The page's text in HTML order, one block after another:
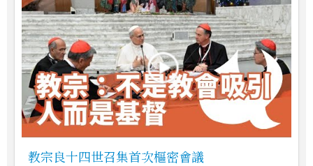
教宗良十四世召集首次樞密會議